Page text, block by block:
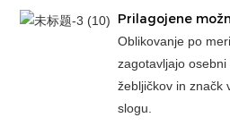
Prilagojene
Oblikovanje po
zagotavljajo
žebljičkov in značk
slogu.